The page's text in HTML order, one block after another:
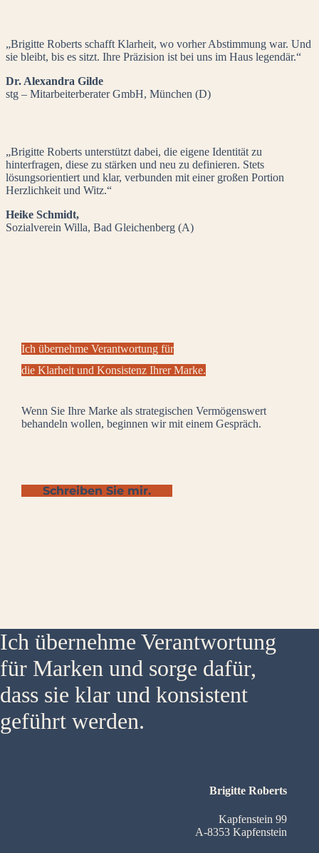
„Brigitte Roberts schafft Klarheit, wo vorher Abstimmung war. Und
sie bleibt, bis es sitzt. Ihre Präzision ist bei uns im Haus legendär.“
Dr. Alexandra Gilde
stg – Mitarbeiterberater GmbH, München (D)
„Brigitte Roberts unterstützt dabei, die eigene Identität zu
hinterfragen, diese zu stärken und neu zu definieren. Stets
lösungsorientiert und klar, verbunden mit einer großen Portion
Herzlichkeit und Witz.“
Heike Schmidt,
Sozialverein Willa, Bad Gleichenberg (A)
Ich übernehme Verantwortung für
die Klarheit und Konsistenz Ihrer Marke.
Wenn Sie Ihre Marke als strategischen Vermögenswert
behandeln wollen, beginnen wir mit einem Gespräch.
Schreiben Sie mir.
Ich übernehme Verantwortung
für Marken und sorge dafür,
dass sie klar und konsistent
geführt werden.
Brigitte Roberts
Kapfenstein 99
A-8353 Kapfenstein